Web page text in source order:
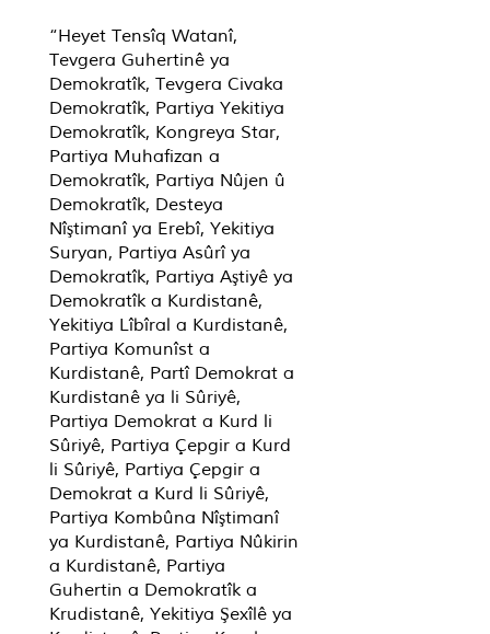
“Heyet Tensîq Watanî,
Tevgera Guhertinê ya
Demokratîk, Tevgera Civaka
Demokratîk, Partiya Yekitiya
Demokratîk, Kongreya Star,
Partiya Muhafizan a
Demokratîk, Partiya Nûjen û
Demokratîk, Desteya
Nîştimanî ya Erebî, Yekitiya
Suryan, Partiya Asûrî ya
Demokratîk, Partiya Aştiyê ya
Demokratîk a Kurdistanê,
Yekitiya Lîbîral a Kurdistanê,
Partiya Komunîst a
Kurdistanê, Partî Demokrat a
Kurdistanê ya li Sûriyê,
Partiya Demokrat a Kurd li
Sûriyê, Partiya Çepgir a Kurd
li Sûriyê, Partiya Çepgir a
Demokrat a Kurd li Sûriyê,
Partiya Kombûna Nîştimanî
ya Kurdistanê, Partiya Nûkirin
a Kurdistanê, Partiya
Guhertin a Demokratîk a
Krudistanê, Yekitiya Şexîlê ya